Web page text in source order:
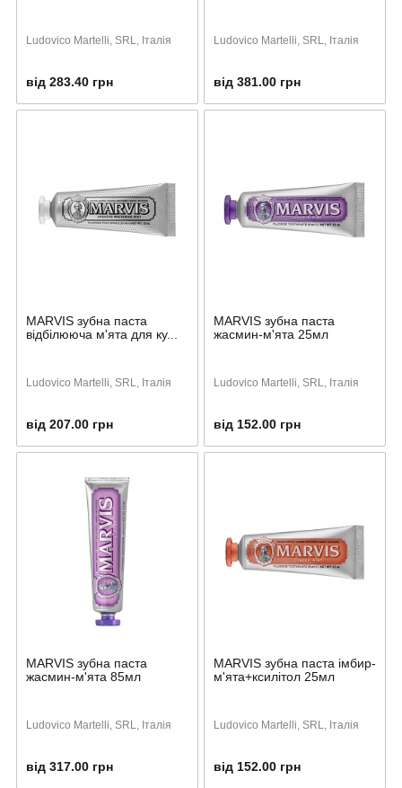
Ludovico Martelli, SRL, Італія
від 283.40 грн
Ludovico Martelli, SRL, Італія
від 381.00 грн
MARVIS зубна паста
відбілююча м'ята для ку...
Ludovico Martelli, SRL, Італія
від 207.00 грн
MARVIS зубна паста
жасмин-м'ята 25мл
Ludovico Martelli, SRL, Італія
від 152.00 грн
MARVIS зубна паста
жасмин-м'ята 85мл
Ludovico Martelli, SRL, Італія
від 317.00 грн
MARVIS зубна паста імбир-
м'ята+ксилітол 25мл
Ludovico Martelli, SRL, Італія
від 152.00 грн